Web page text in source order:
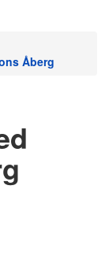
Åberg